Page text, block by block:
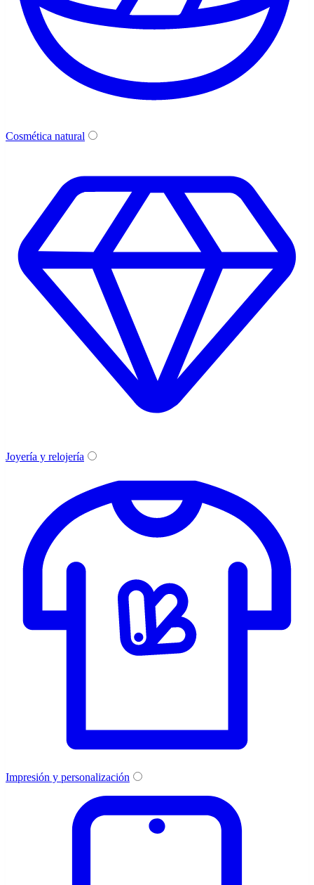
Cosmética natural
Joyería y relojería
Impresión y personalización